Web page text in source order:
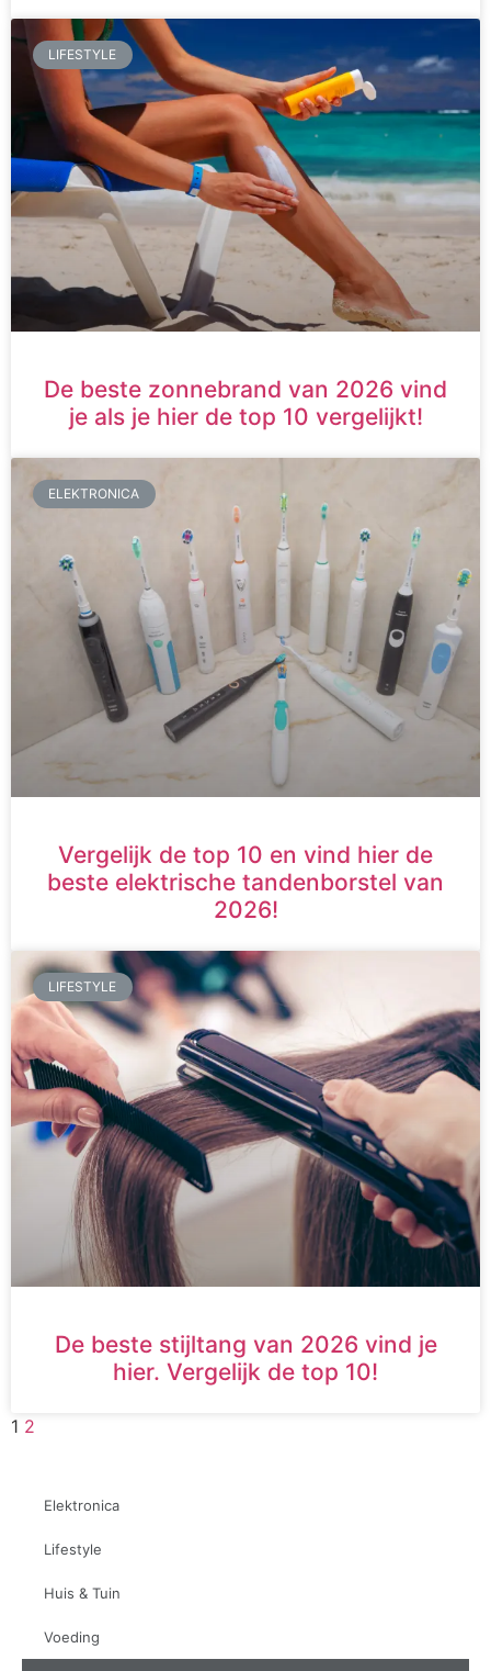
LIFESTYLE
De beste zonnebrand van 2026 vind
je als je hier de top 10 vergelijkt!
ELEKTRONICA
Vergelijk de top 10 en vind hier de
beste elektrische tandenborstel van
2026!
LIFESTYLE
De beste stijltang van 2026 vind je
hier. Vergelijk de top 10!
1 2
Elektronica
Lifestyle
Huis & Tuin
Voeding